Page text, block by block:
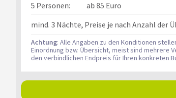
5 Personen:
ab 85 Euro
mind. 3 Nächte, Preise je nach Anzahl der
Achtung: Alle Angaben zu den Konditionen
Einordnung bzw. Übersicht, meist sind mehrere
den verbindlichen Endpreis für Ihren konkreten